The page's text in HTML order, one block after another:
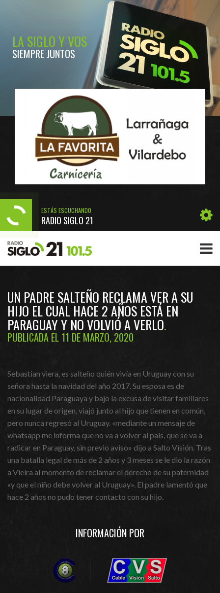
LA SIGLO Y VOS
SIEMPRE JUNTOS
ESTÁS ESCUCHANDO
RADIO SIGLO 21
UN PADRE SALTEÑO RECLAMA VER A SU
HIJO EL CUAL HACE 2 AÑOS ESTÁ EN
PARAGUAY Y NO VOLVIÓ A VERLO
PUBLICADA EL 11 DE MARZO, 2020
Sebastian viera, es salteño quién vivía en Uruguay con su
señora hasta la navidad del año 2017. Su esposa es de
nacionalidad Paraguaya y bajo la excusa de visitar familiares
en su lugar de origen, viajó junto al hijo que tienen en común,
pero nunca regresó al Uruguay. «mediante un mensaje de
whatsapp me informa que no va a volver al país, que se va a
radicar en Paraguay, sin previo aviso» dijo a Salto Visión. Tras
una batalla legal de más de 2 años y 3 meses se le dio la razón
a Vieira al momento de reclamar el derecho de su paternidad
«y que el niño debe volver al Uruguay». El padre lamentó que
hace 2 años no pudo tener contacto con su hijo.
INFORMACIÓN POR